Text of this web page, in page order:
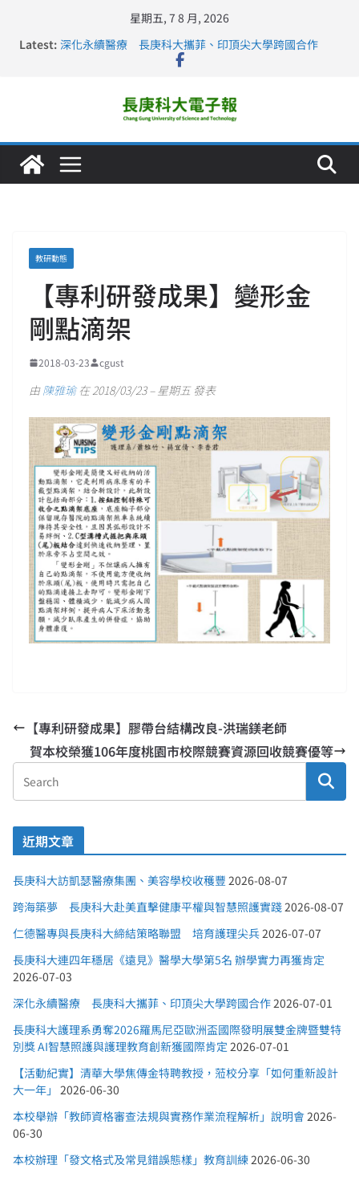
星期五, 7 8 月, 2026
Latest: 深化永續醫療 長庚科大攜菲、印頂尖大學跨國合作
長庚科大訪凱瑟醫療集團、美容學校收穫豐
仁德醫專與長庚科大締結策略聯盟 培育護理尖兵
長庚科大連四年穩居《遠見》醫學大學第5名 辦學實力再
教研動態
【專利研發成果】變形金
剛點滴架
2018-03-23 cgust
由陳雅瑜在 2018/03/23 – 星期五 發表
【專利研發成果】膠帶台結構改良-洪瑞鎂老師
賀本校榮獲106年度桃園市校際競賽資源回收競賽優等
近期文章
長庚科大訪凱瑟醫療集團、美容學校收穫豐 2026-08-07
跨海築夢 長庚科大赴美直擊健康平權與智慧照護實踐2026-08-07
仁德醫專與長庚科大締結策略聯盟 培育護理尖兵2026-07-07
長庚科大連四年穩居《遠見》醫學大學第5名 辦學實力再獲肯定
2026-07-03
深化永續醫療 長庚科大攜菲、印頂尖大學跨國合作2026-07-01
長庚科大護理系勇奪2026羅馬尼亞歐洲盃國際發明展雙金牌暨雙特
別獎 AI智慧照護與護理教育創新獲國際肯定 2026-07-01
【活動紀實】清華大學焦傳金特聘教授，蒞校分享「如何重新設計
大一年」 2026-06-30
本校舉辦「教師資格審查法規與實務作業流程解析」說明會2026-
06-30
本校辦理「發文格式及常見錯誤態樣」教育訓練2026-06-30